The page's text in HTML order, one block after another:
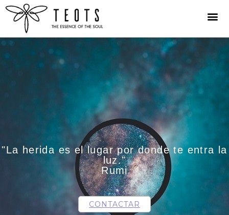
"La herida es el lugar por donde te entra la
luz."
Rumi
CONTACTAR